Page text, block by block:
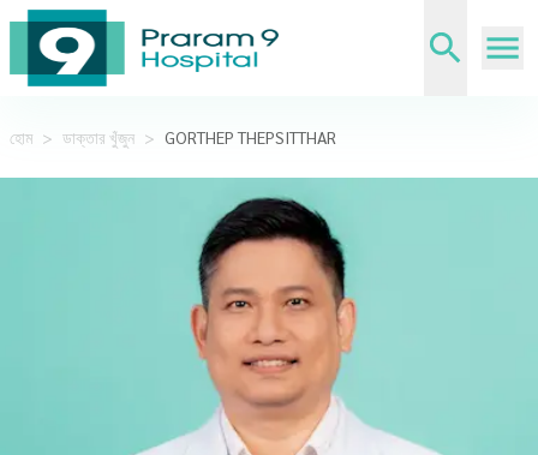
হোম > ডাক্তার খুঁজুন > GORTHEP THEPSITTHAR